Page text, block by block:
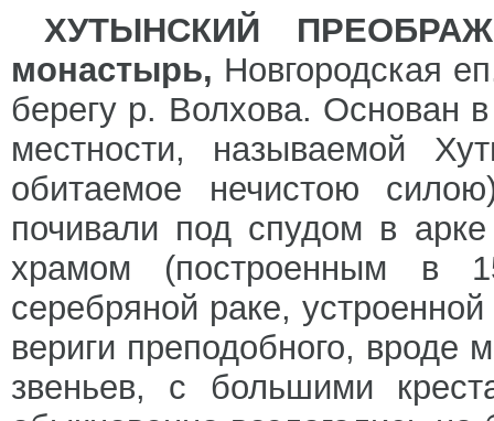
ХУТЫНСКИЙ
монастырь, Новгородская
берегу р. Волхова. Основан
местности, называемой
обитаемое нечистою
почивали под спудом в
храмом (построенным в
серебряной раке,
вериги преподобного, вроде
звеньев, с большими